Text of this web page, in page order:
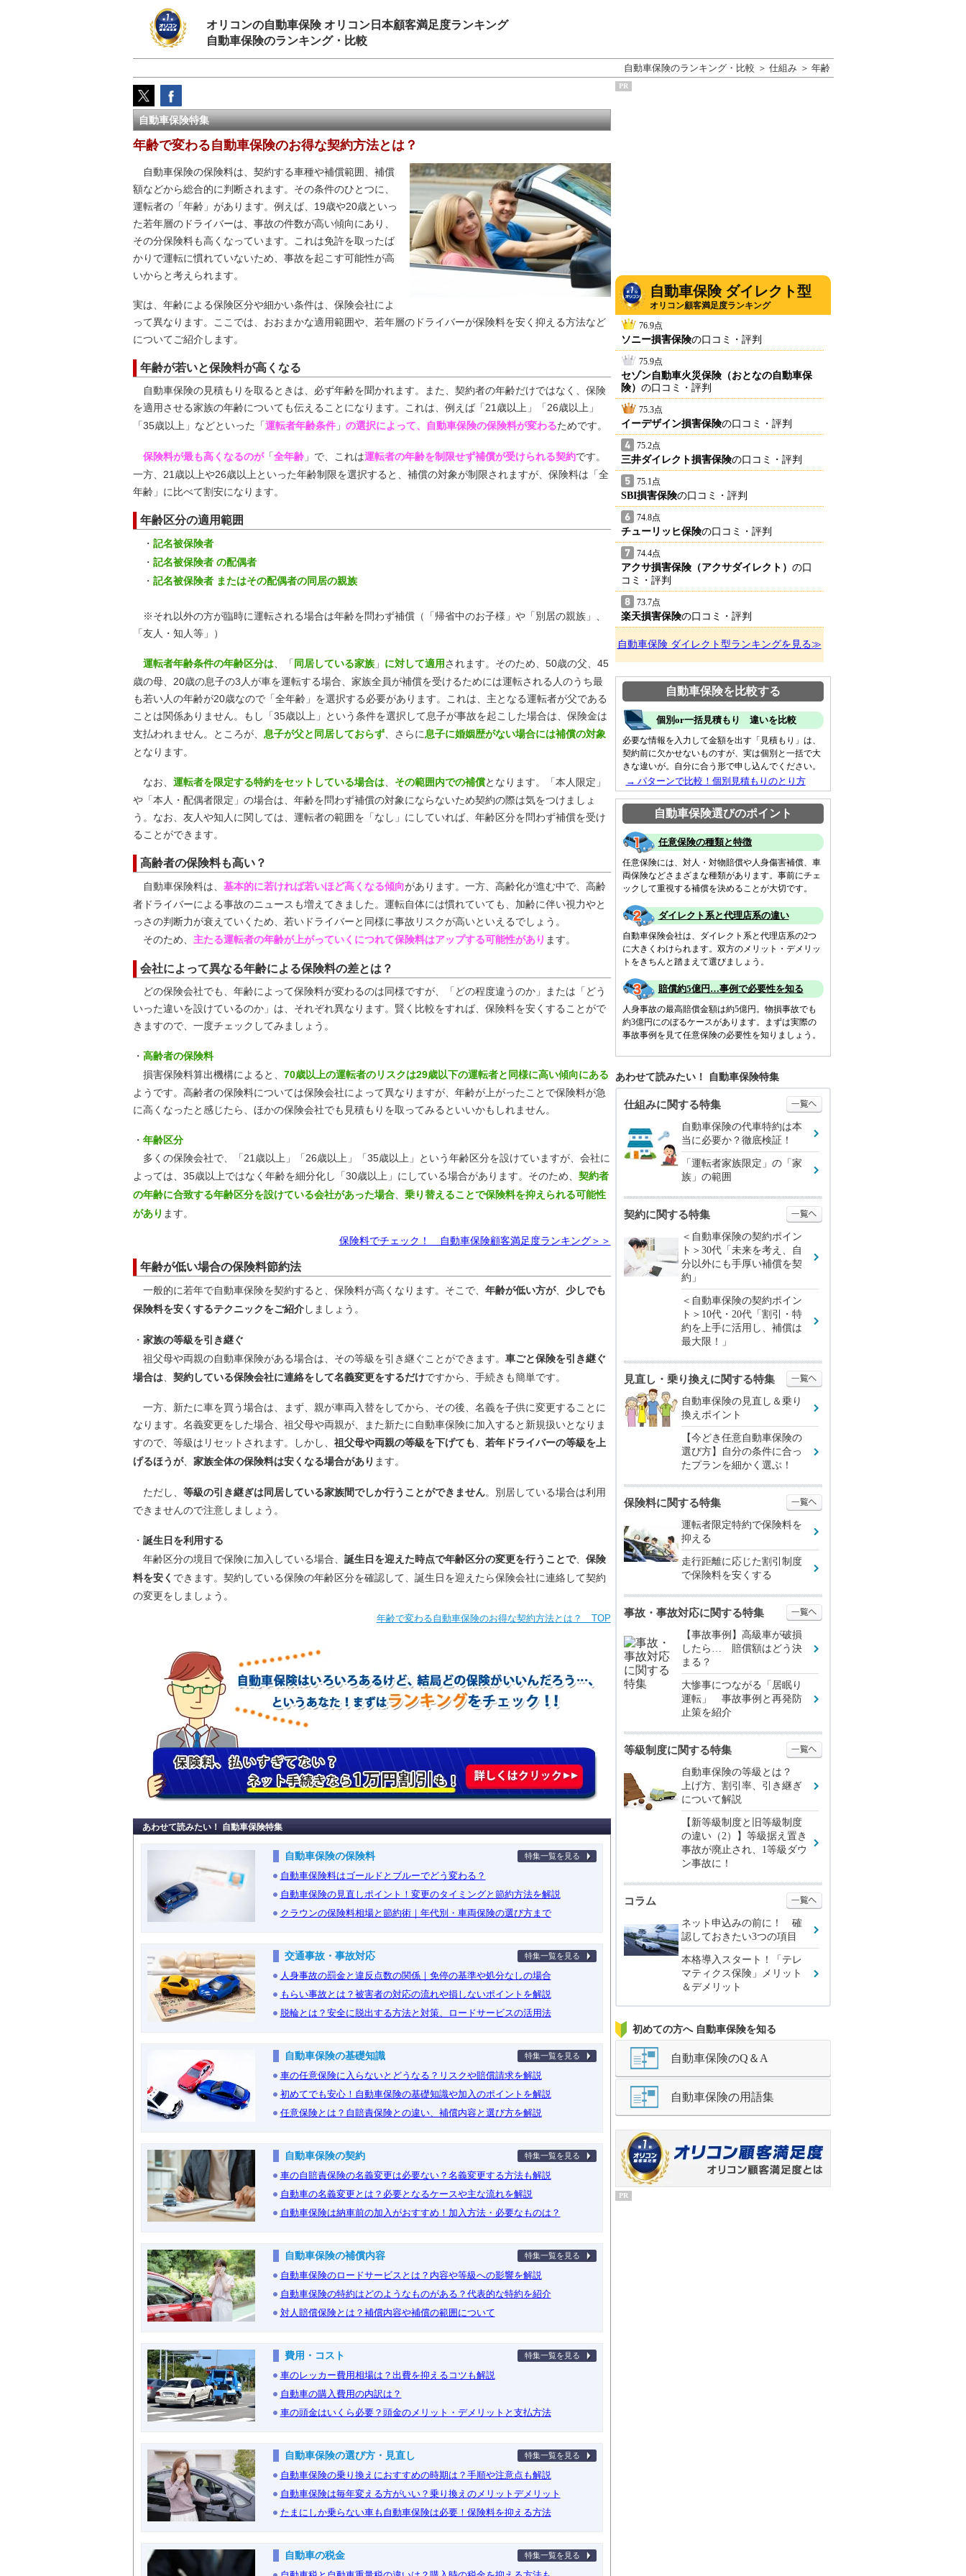
オリコンの自動車保険 オリコン日本顧客満足度ランキング
自動車保険のランキング・比較
自動車保険のランキング・比較 仕組み 年齢
自動車保険特集
年齢で変わる自動車保険のお得な契約方法とは？
自動車保険の保険料は、契約する車種や補償範囲、補償
額などから総合的に判断されます。その条件のひとつに、
運転者の「年齢」があります。例えば、19歳や20歳といっ
た若年層のドライバーは、事故の件数が高い傾向にあり、
その分保険料も高くなっています。これは免許を取ったば
かりで運転に慣れていないため、事故を起こす可能性が高
いからと考えられます。
実は、年齢による保険区分や細かい条件は、保険会社によ
って異なります。ここでは、おおまかな適用範囲や、若年層のドライバーが保険料を安く抑える方法など
についてご紹介します。
年齢が若いと保険料が高くなる
自動車保険の見積もりを取るときは、必ず年齢を聞かれます。また、契約者の年齢だけではなく、保険
を適用させる家族の年齢についても伝えることになります。これは、例えば「21歳以上」「26歳以上」
「35歳以上」などといった「運転者年齢条件」 の選択によって、自動車保険の保険料が変わるためです。
保険料が最も高くなるのが「全年齢」で、これは運転者の年齢を制限せず補償が受けられる契約です。
一方、21歳以上や26歳以上といった年齢制限を選択すると、補償の対象が制限されますが、保険料は「全
年齢」に比べて割安になります。
年齢区分の適用範囲
・ 記名被保険者
・ 記名被保険者 の配偶者
・ 記名被保険者 またはその配偶者の同居の親族
※それ以外の方が臨時に運転される場合は年齢を問わず補償（「帰省中のお子様」や「別居の親族」、
「友人・知人等」）
運転者年齢条件の年齢区分は、「 同居している家族」 に対して適用されます。そのため、50歳の父、45
歳の母、20歳の息子の3人が車を運転する場合、家族全員が補償を受けるためには運転される人のうち最
も若い人の年齢が20歳なので「全年齢」を選択する必要があります。これは、主となる運転者が父である
ことは関係ありません。もし「35歳以上」という条件を選択して息子が事故を起こした場合は、保険金は
支払われません。ところが、 息子が父と同居しておらず、さらに息子に婚姻歴がない場合には補償の対象
となります。
なお、 運転者を限定する特約をセットしている場合は、 その範囲内での補償となります。「本人限定」
や「本人・配偶者限定」の場合は、年齢を問わず補償の対象にならないため契約の際は気をつけましょ
う。なお、友人や知人に関しては、運転者の範囲を「なし」にしていれば、年齢区分を問わず補償を受け
ることができます。
高齢者の保険料も高い？
自動車保険料は、 基本的に若ければ若いほど高くなる傾向があります。一方、高齢化が進む中で、高齢
者ドライバーによる事故のニュースも増えてきました。運転自体には慣れていても、加齢に伴い視力やと
っさの判断力が衰えていくため、若いドライバーと同様に事故リスクが高いといえるでしょう。
そのため、 主たる運転者の年齢が上がっていくにつれて保険料はアップする可能性があり ます。
会社によって異なる年齢による保険料の差とは？
どの保険会社でも、年齢によって保険料が変わるのは同様ですが、「どの程度違うのか」または「どう
いった違いを設けているのか」は、それぞれ異なります。賢く比較をすれば、保険料を安くすることがで
きますので、一度チェックしてみましょう。
・ 高齢者の保険料
損害保険料算出機構によると、 70歳以上の運転者のリスクは29歳以下の運転者と同様に高い傾向にある
ようです。高齢者の保険料については保険会社によって異なりますが、年齢が上がったことで保険料が急
に高くなったと感じたら、ほかの保険会社でも見積もりを取ってみるといいかもしれません。
・ 年齢区分
多くの保険会社で、「21歳以上」「26歳以上」「35歳以上」という年齢区分を設けていますが、会社に
よっては、35歳以上ではなく年齢を細分化し「30歳以上」にしている場合があります。そのため、 契約者
の年齢に合致する年齢区分を設けている会社があった場合、 乗り替えることで保険料を抑えられる可能性
があり ます。
保険料でチェック！ 自動車保険顧客満足度ランキング＞＞
年齢が低い場合の保険料節約法
一般的に若年で自動車保険を契約すると、保険料が高くなります。そこで、 年齢が低い方が、 少しでも
保険料を安くするテクニックをご紹介しましょう。
・ 家族の等級を引き継ぐ
祖父母や両親の自動車保険がある場合は、その等級を引き継ぐことができます。 車ごと保険を引き継ぐ
場合は、 契約している保険会社に連絡をして名義変更をするだけですから、手続きも簡単です。
一方、新たに車を買う場合は、まず、親が車両入替をしてから、その後、名義を子供に変更することに
なります。名義変更をした場合、祖父母や両親が、また新たに自動車保険に加入すると新規扱いとなりま
すので、等級はリセットされます。しかし、 祖父母や両親の等級を下げても
若年ドライバーの等級を上
げるほうが、 家族全体の保険料は安くなる場合があり ます。
ただし、 等級の引き継ぎは同居している家族間でしか行うことができません。別居している場合は利用
できませんので注意しましょう。
・ 誕生日を利用する
年齢区分の境目で保険に加入している場合、 誕生日を迎えた時点で年齢区分の変更を行うことで、 保険
料を安く できます。契約している保険の年齢区分を確認して、誕生日を迎えたら保険会社に連絡して契約
の変更をしましょう。
年齢で変わる自動車保険のお得な契約方法とは？ TOP
あわせて読みたい！ 自動車保険特集
特集一覧を見る
自動車保険の保険料
自動車保険料はゴールドとブルーでどう変わる？
自動車保険の見直しポイント！変更のタイミングと節約方法を解説
クラウンの保険料相場と節約術｜年代別・車両保険の選び方まで
特集一覧を見る
交通事故・事故対応
人身事故の罰金と違反点数の関係｜免停の基準や処分なしの場合
もらい事故とは？被害者の対応の流れや損しないポイントを解説
脱輪とは？安全に脱出する方法と対策、ロードサービスの活用法
特集一覧を見る
自動車保険の基礎知識
車の任意保険に入らないとどうなる？リスクや賠償請求を解説
初めてでも安心！自動車保険の基礎知識や加入のポイントを解説
任意保険とは？自賠責保険との違い、補償内容と選び方を解説
特集一覧を見る
自動車保険の契約
車の自賠責保険の名義変更は必要ない？名義変更する方法も解説
自動車の名義変更とは？必要となるケースや主な流れを解説
自動車保険は納車前の加入がおすすめ！加入方法・必要なものは？
特集一覧を見る
自動車保険の補償内容
自動車保険のロードサービスとは？内容や等級への影響を解説
自動車保険の特約はどのようなものがある？代表的な特約を紹介
対人賠償保険とは？補償内容や補償の範囲について
特集一覧を見る
費用・コスト
車のレッカー費用相場は？出費を抑えるコツも解説
自動車の購入費用の内訳は？
車の頭金はいくら必要？頭金のメリット・デメリットと支払方法
特集一覧を見る
自動車保険の選び方・見直し
自動車保険の乗り換えにおすすめの時期は？手順や注意点も解説
自動車保険は毎年変える方がいい？乗り換えのメリットデメリット
たまにしか乗らない車も自動車保険は必要！保険料を抑える方法
特集一覧を見る
自動車の税金
PR
自動車保険 ダイレクト型
オリコン顧客満足度ランキング
76.9点
ソニー損害保険の口コミ・評判
75.9点
セゾン自動車火災保険（おとなの自動車保
険） の口コミ・評判
75.3点
イーデザイン損害保険の口コミ・評判
75.2点
三井ダイレクト損害保険の口コミ・評判
75.1点
SBI損害保険の口コミ・評判
74.8点
チューリッヒ保険の口コミ・評判
74.4点
アクサ損害保険（アクサダイレクト） の口
コミ・評判
73.7点
楽天損害保険の口コミ・評判
自動車保険 ダイレクト型ランキングを見る≫
自動車保険を比較する
個別or一括見積もり 違いを比較
必要な情報を入力して金額を出す「見積もり」は、
契約前に欠かせないものすが、実は個別と一括で大
きな違いが。自分に合う形で申し込んでください。
→ パターンで比較！個別見積もりのとり方
自動車保険選びのポイント
任意保険の種類と特徴
任意保険には、対人・対物賠償や人身傷害補償、車
両保険などさまざまな種類があります。事前にチェ
ックして重視する補償を決めることが大切です。
ダイレクト系と代理店系の違い
自動車保険会社は、ダイレクト系と代理店系の2つ
に大きくわけられます。双方のメリット・デメリッ
トをきちんと踏まえて選びましょう。
賠償約5億円…事例で必要性を知る
人身事故の最高賠償金額は約5億円。物損事故でも
約3億円にのぼるケースがあります。まずは実際の
事故事例を見て任意保険の必要性を知りましょう。
あわせて読みたい！ 自動車保険特集
仕組みに関する特集
自動車保険の代車特約は本
当に必要か？徹底検証！
「運転者家族限定」の「家
族」の範囲
契約に関する特集
＜自動車保険の契約ポイン
ト＞30代「未来を考え、自
分以外にも手厚い補償を契
約」
＜自動車保険の契約ポイン
ト＞10代・20代「割引・特
約を上手に活用し、補償は
最大限！」
見直し・乗り換えに関する特集
自動車保険の見直し＆乗り
換えポイント
【今どき任意自動車保険の
選び方】自分の条件に合っ
たプランを細かく選ぶ！
保険料に関する特集
運転者限定特約で保険料を
抑える
走行距離に応じた割引制度
で保険料を安くする
事故・事故対応に関する特集
【事故事例】高級車が破損
したら… 賠償額はどう決
まる？
大惨事につながる「居眠り
運転」 事故事例と再発防
止策を紹介
等級制度に関する特集
自動車保険の等級とは？
上げ方、割引率、引き継ぎ
について解説
【新等級制度と旧等級制度
の違い（2）】等級据え置き
事故が廃止され、1等級ダウ
ン事故に！
コラム
ネット申込みの前に！ 確
認しておきたい3つの項目
本格導入スタート！「テレ
マティクス保険」メリット
＆デメリット
初めての方へ 自動車保険を知る
自動車保険のQ＆A
自動車保険の用語集
PR